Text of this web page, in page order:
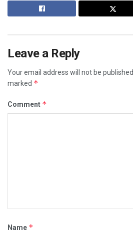
Leave a Reply
Your email address will not be published.
marked *
Comment *
Name *